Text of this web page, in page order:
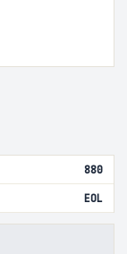
880
EOL